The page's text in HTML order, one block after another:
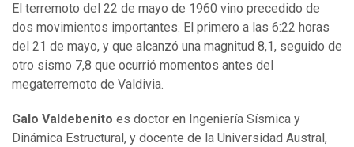
El terremoto del 22 de mayo de 1960 vino precedido de
dos movimientos importantes. El primero a las 6:22 horas
del 21 de mayo, y que alcanzó una magnitud 8,1, seguido de
otro sismo 7,8 que ocurrió momentos antes del
megaterremoto de Valdivia.
Galo Valdebenito es doctor en Ingeniería Sísmica y
Dinámica Estructural, y docente de la Universidad Austral,